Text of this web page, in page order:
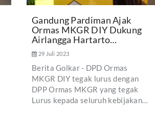
Gandung Pardiman Ajak
Ormas MKGR DIY Dukung
Airlangga Hartarto…
29 Juli 2023
Berita Golkar - DPD Ormas
MKGR DIY tegak lurus dengan
DPP Ormas MKGR yang tegak
Lurus kepada seluruh kebijakan…